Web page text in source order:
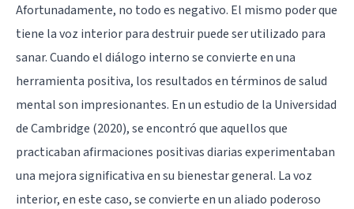
Afortunadamente, no todo es negativo. El mismo poder que
tiene la voz interior para destruir puede ser utilizado para
sanar. Cuando el diálogo interno se convierte en una
herramienta positiva, los resultados en términos de salud
mental son impresionantes. En un estudio de la Universidad
de Cambridge (2020), se encontró que aquellos que
practicaban afirmaciones positivas diarias experimentaban
una mejora significativa en su bienestar general. La voz
interior, en este caso, se convierte en un aliado poderoso